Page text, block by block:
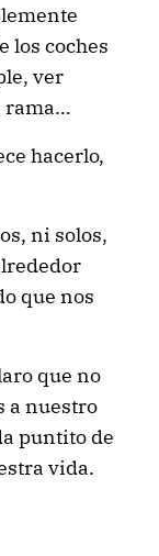
los coches
ver
rama…
hacerlo,
ni solos,
que nos
que no
a nuestro
puntito de
vida.